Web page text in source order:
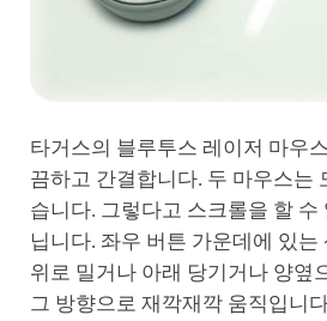
타거스의 블루투스 레이저 마우
끔하고 간결합니다. 두 마우스는
습니다. 그렇다고 스크롤을 할 수
닙니다. 좌우 버튼 가운데에 있는
위로 밀거나 아래 당기거나 양옆
그 방향으로 재깍재깍 움직입니